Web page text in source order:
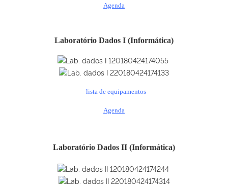
Agenda
Laboratório Dados I (Informática)
lista de equipamentos
Agenda
Laboratório Dados II (Informática)